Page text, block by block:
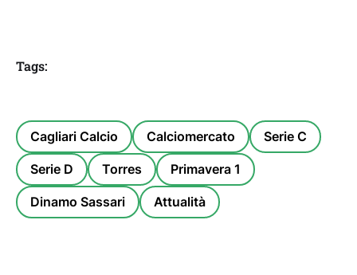
Tags:
Cagliari Calcio Calciomercato Serie C
Serie D Torres Primavera 1
Dinamo Sassari Attualità